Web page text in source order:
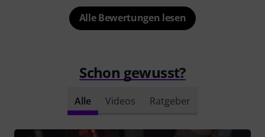
Alle Bewertungen lesen
Schon gewusst?
Alle Videos Ratgeber